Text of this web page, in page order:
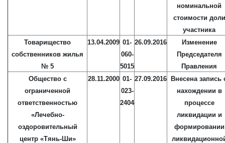
номинальной
стоимости доли
участника
Товарищество
собственников жилья
№ 5
13.04.2009 01-
060-
5015
26.09.2016
Изменение
Председателя
Правления
Общество с
ограниченной
ответственностью
«Лечебно-
оздоровительный
центр «Тянь-Ши»
28.11.2000 01-
023-
2404
27.09.2016
Внесена запись
нахождении в
процессе
ликвидации и
формировании